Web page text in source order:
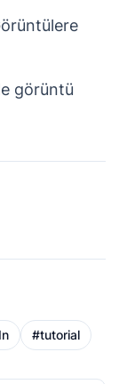
görüntü
#tutorial